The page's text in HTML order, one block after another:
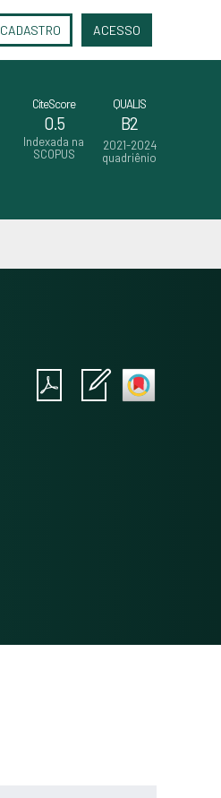
CADASTRO ACESSO
CiteScore
0.5
Indexada na
SCOPUS
QUALIS
B2
2021-2024
quadriênio
0